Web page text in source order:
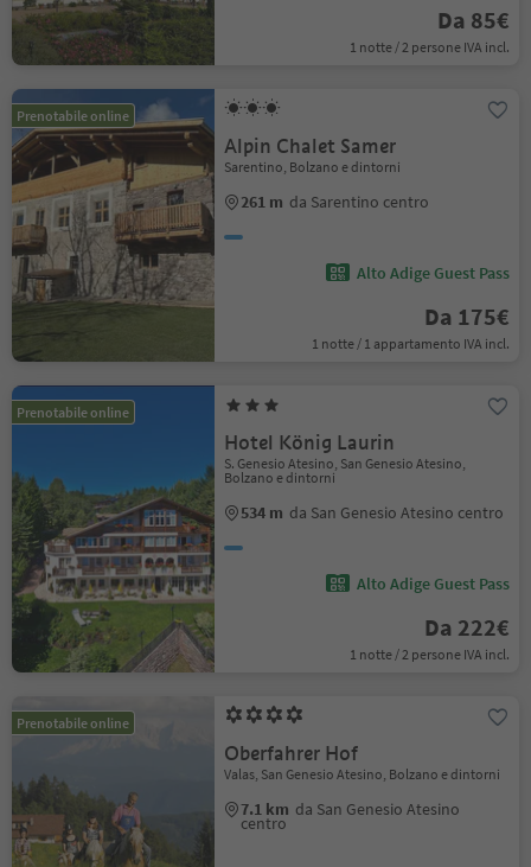
Da 85€
1 notte / 2 persone IVA incl.
Prenotabile online
Alpin Chalet Samer
Sarentino, Bolzano e dintorni
261 m da Sarentino centro
Alto Adige Guest Pass
Da 175€
1 notte / 1 appartamento IVA incl.
Prenotabile online
Hotel König Laurin
S. Genesio Atesino, San Genesio Atesino,
Bolzano e dintorni
534 m da San Genesio Atesino centro
Alto Adige Guest Pass
Da 222€
1 notte / 2 persone IVA incl.
Prenotabile online
Oberfahrer Hof
Valas, San Genesio Atesino, Bolzano e dintorni
7.1 km da San Genesio Atesino
centro